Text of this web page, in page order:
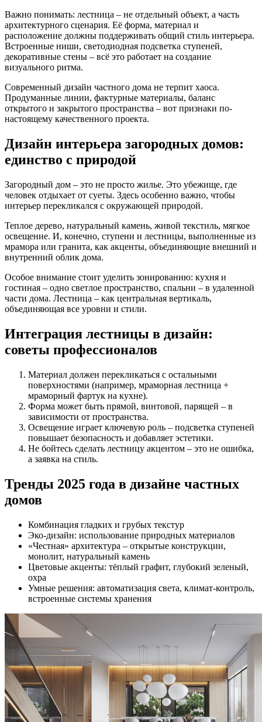
Важно понимать: лестница – не отдельный объект, а часть
архитектурного сценария. Её форма, материал и
расположение должны поддерживать общий стиль интерьера.
Встроенные ниши, светодиодная подсветка ступеней,
декоративные стены – всё это работает на создание
визуального ритма.
Современный дизайн частного дома не терпит хаоса.
Продуманные линии, фактурные материалы, баланс
открытого и закрытого пространства – вот признаки по-
настоящему качественного проекта.
Дизайн интерьера загородных домов:
единство с природой
Загородный дом – это не просто жилье. Это убежище, где
человек отдыхает от суеты. Здесь особенно важно, чтобы
интерьер перекликался с окружающей природой.
Теплое дерево, натуральный камень, живой текстиль, мягкое
освещение. И, конечно, ступени и лестницы, выполненные из
мрамора или гранита, как акценты, объединяющие внешний и
внутренний облик дома.
Особое внимание стоит уделить зонированию: кухня и
гостиная – одно светлое пространство, спальни – в удаленной
части дома. Лестница – как центральная вертикаль,
объединяющая все уровни и стили.
Интеграция лестницы в дизайн:
советы профессионалов
Материал должен перекликаться с остальными
поверхностями (например, мраморная лестница +
мраморный фартук на кухне).
Форма может быть прямой, винтовой, парящей – в
зависимости от пространства.
Освещение играет ключевую роль – подсветка ступеней
повышает безопасность и добавляет эстетики.
Не бойтесь сделать лестницу акцентом – это не ошибка,
а заявка на стиль.
Тренды 2025 года в дизайне частных
домов
Комбинация гладких и грубых текстур
Эко-дизайн: использование природных материалов
«Честная» архитектура – открытые конструкции,
монолит, натуральный камень
Цветовые акценты: тёплый графит, глубокий зеленый,
охра
Умные решения: автоматизация света, климат-контроль,
встроенные системы хранения